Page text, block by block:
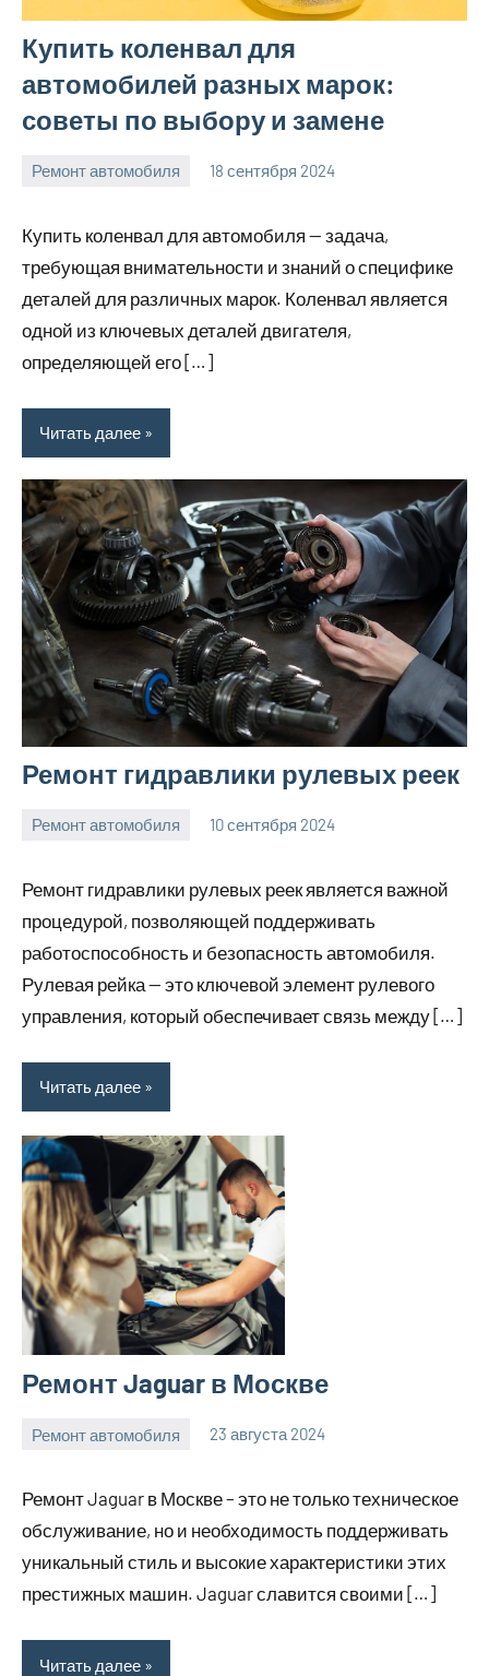
Купить коленвал для
автомобилей разных марок:
советы по выбору и замене
Ремонт автомобиля 18 сентября 2024
Купить коленвал для автомобиля — задача,
требующая внимательности и знаний о специфике
деталей для различных марок. Коленвал является
одной из ключевых деталей двигателя,
определяющей его […]
Читать далее
Ремонт гидравлики рулевых реек
Ремонт автомобиля 10 сентября 2024
Ремонт гидравлики рулевых реек является важной
процедурой, позволяющей поддерживать
работоспособность и безопасность автомобиля.
Рулевая рейка — это ключевой элемент рулевого
управления, который обеспечивает связь между […]
Читать далее
Ремонт Jaguar в Москве
Ремонт автомобиля 23 августа 2024
Avtor
Нет
Ремонт Jaguar в Москве – это не только техническое
обслуживание, но и необходимость поддерживать
уникальный стиль и высокие характеристики этих
престижных машин. Jaguar славится своими […]
Читать далее